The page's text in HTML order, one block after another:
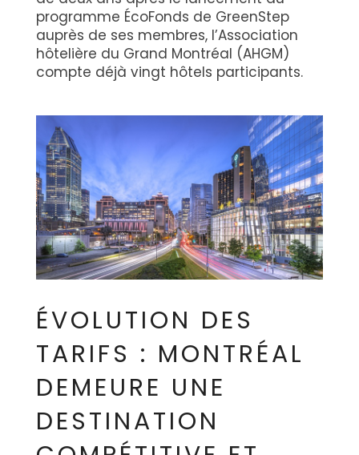
programme ÉcoFonds de GreenStep
auprès de ses membres, l’Association
hôtelière du Grand Montréal (AHGM)
compte déjà vingt hôtels participants.
ÉVOLUTION DES
TARIFS : MONTRÉAL
DEMEURE UNE
DESTINATION